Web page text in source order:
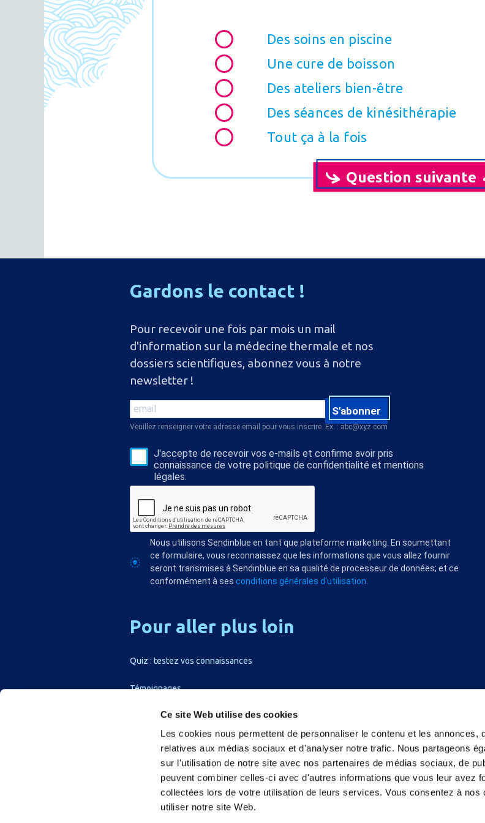
Ce site Web utilise des cookies
Les cookies nous permettent de personnaliser le contenu et les annonces,
relatives aux médias sociaux et d'analyser notre trafic. Nous partageons
sur l'utilisation de notre site avec nos partenaires de médias sociaux, de
peuvent combiner celles-ci avec d'autres informations que vous leur avez
collectées lors de votre utilisation de leurs services. Vous consentez à
utiliser notre site Web.
Des soins en piscine
Une cure de boisson
Des ateliers bien-être
Des séances de kinésithérapie
Tout ça à la fois
Question suivante
Gardons le contact !
Pour recevoir une fois par mois un mail
d'information sur la médecine thermale et nos
dossiers scientiﬁques, abonnez vous à notre
newsletter !
S'abonner
Veuillez renseigner votre adresse email pour vous inscrire. Ex. : abc@xyz.com
J'accepte de recevoir vos e-mails et confirme avoir pris
connaissance de votre politique de confidentialité et mentions
légales.
Nous utilisons Sendinblue en tant que plateforme marketing. En soumettant
ce formulaire, vous reconnaissez que les informations que vous allez fournir
seront transmises à Sendinblue en sa qualité de processeur de données; et ce
conformément à sesconditions générales d'utilisation
Pour aller plus loin
Quiz : testez vos connaissances
Témoignages